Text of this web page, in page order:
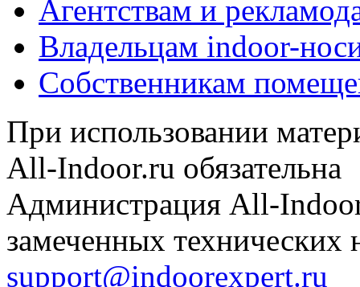
Агентствам и
Владельцам indoor-
Собственникам
При использовании
All-Indoor.ru обязательна
Администрация All-
замеченных технических
support@indoorexpert.ru